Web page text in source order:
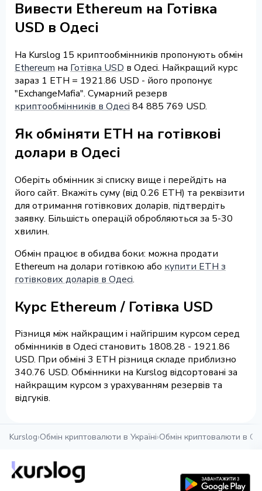
Вивести Ethereum на Готівка
USD в Одесі
На Kurslog 15 криптообмінників пропонують обмін
Ethereum на Готівка USD в Одесі. Найкращий курс
зараз 1 ETH = 1921.86 USD - його пропонує
"ExchangeMafia". Сумарний резерв
криптообмінників в Одесі 84 885 769 USD.
Як обміняти ETH на готівкові
долари в Одесі
Оберіть обмінник зі списку вище і перейдіть на
його сайт. Вкажіть суму (від 0.26 ETH) та реквізити
для отримання готівкових доларів, підтвердіть
заявку. Більшість операцій обробляються за 5-30
хвилин.
Обмін працює в обидва боки: можна продати
Ethereum на долари готівкою або купити ETH з
готівкових доларів в Одесі.
Курс Ethereum / Готівка USD
Різниця між найкращим і найгіршим курсом серед
обмінників в Одесі становить 1808.28 - 1921.86
USD. При обміні 3 ETH різниця складе приблизно
340.76 USD. Обмінники на Kurslog відсортовані за
найкращим курсом з урахуванням резервів та
відгуків.
Kurslog›Обмін криптовалюти в Україні›Обмін криптовалюти в